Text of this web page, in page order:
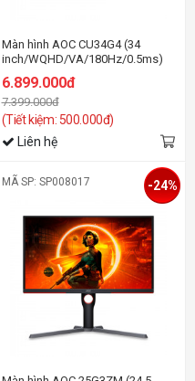
Màn hình AOC CU34G4 (34
inch/WQHD/VA/180Hz/0.5ms)
6.899.000đ
7.399.000đ
(Tiết kiệm: 500.000đ)
Liên hệ
MÃ SP: SP008017 -24%